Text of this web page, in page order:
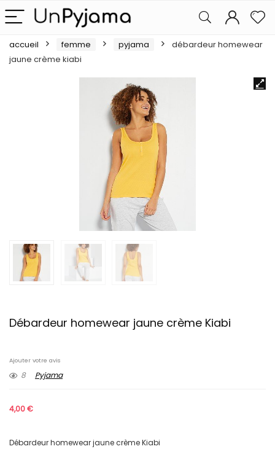
accueil femme pyjama
débardeur homewear
jaune crème kiabi
Débardeur homewear jaune crème Kiabi
Ajouter votre avis
8 Pyjama
4,00€
Débardeur homewear jaune crème Kiabi